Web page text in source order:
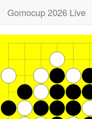
Gomocup 2026 Live